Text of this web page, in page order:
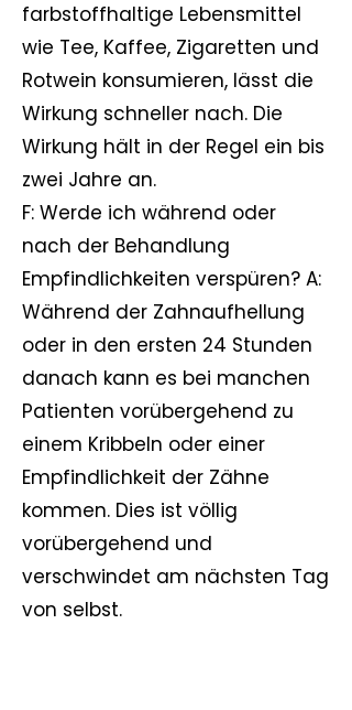
farbstoffhaltige Lebensmittel
wie Tee, Kaffee, Zigaretten und
Rotwein konsumieren, lässt die
Wirkung schneller nach. Die
Wirkung hält in der Regel ein bis
zwei Jahre an.
F: Werde ich während oder
nach der Behandlung
Empfindlichkeiten verspüren? A:
Während der Zahnaufhellung
oder in den ersten 24 Stunden
danach kann es bei manchen
Patienten vorübergehend zu
einem Kribbeln oder einer
Empfindlichkeit der Zähne
kommen. Dies ist völlig
vorübergehend und
verschwindet am nächsten Tag
von selbst.